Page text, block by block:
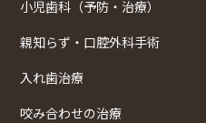
小児歯科（予防・治療）
親知らず・口腔外科手術
入れ歯治療
咬み合わせの治療